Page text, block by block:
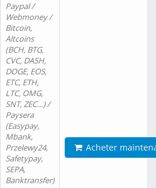
Paypal /
Webmoney /
Bitcoin,
Altcoins
(BCH, BTG,
CVC, DASH,
DOGE, EOS,
ETC, ETH,
LTC, OMG,
SNT, ZEC…) /
Paysera
(Easypay,
Mbank,
Przelewy24,
Safetypay,
SEPA,
Banktransfer)
Acheter